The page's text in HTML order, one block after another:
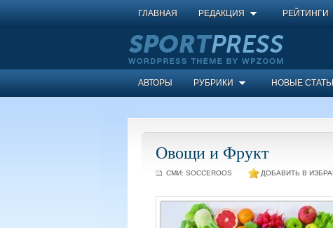
ГЛАВНАЯ РЕДАКЦИЯ РЕЙТИНГИ
АВТОРЫ РУБРИКИ НОВЫЕ
Овощи и Фрукт
СМИ: SOCCEROOS ДОБАВИТЬ В